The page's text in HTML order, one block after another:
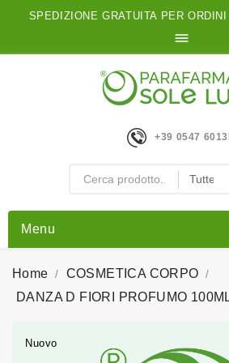
SPEDIZIONE GRATUITA PER

+39 0547
Menu
Home
COSMETICA CORPO
DANZA D FIORI PROFUMO
Nuovo